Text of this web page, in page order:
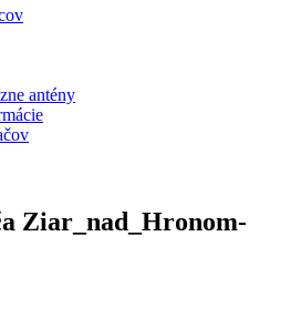
antény
Ziar_nad_Hronom-